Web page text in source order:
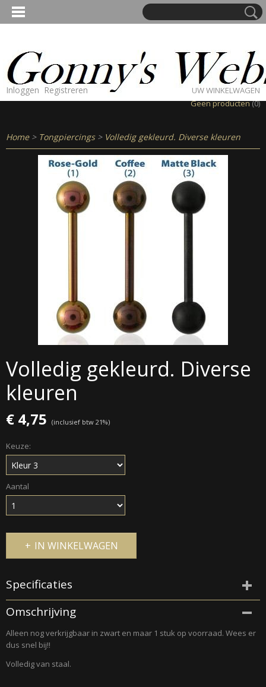
Inloggen Registreren
UW WINKELWAGEN
Geen producten(0)
Home> Tongpiercings> Volledig gekleurd. Diverse kleuren
Volledig gekleurd. Diverse
kleuren
€ 4,75 (inclusief btw 21%)
Keuze:
Aantal
IN WINKELWAGEN
Specificaties
Productcode
004-3
Omschrijving
Alleen nog verkrijgbaar in zwart en maar 1 stuk op voorraad. Wees er
dus snel bij!!
Volledig van staal.